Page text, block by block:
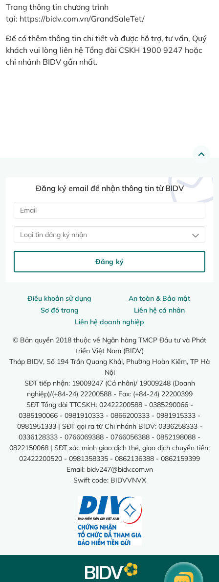
Trang thông tin chương trình
tại: https://bidv.com.vn/GrandSaleTet/
Để có thêm thông tin chi tiết và được hỗ trợ, tư vấn, Quý
khách vui lòng liên hệ Tổng đài CSKH 1900 9247 hoặc
chi nhánh BIDV gần nhất.
Điều khoản sử dụng
An toàn & Bảo mật
Sơ đồ trang
Liên hệ cá nhân
Liên hệ doanh nghiệp
© Bản quyền 2018 thuộc về Ngân hàng TMCP Đầu tư và Phát
triển Việt Nam (BIDV)
Tháp BIDV, Số 194 Trần Quang Khải, Phường Hoàn Kiếm, TP Hà
Nội
SĐT tiếp nhận: 19009247 (Cá nhân)/ 19009248 (Doanh
nghiệp)/(+84-24) 22200588 - Fax: (+84-24) 22200399
SĐT Tổng đài TTCSKH: 02422200588 - 0385290066 -
0385190066 - 0981910333 - 0866200333 - 0981915333 -
0981951333 | SĐT gọi ra từ Chi nhánh BIDV: 0336258333 -
0336128333 - 0766069388 - 0766056388 - 0852198088 -
0822150068 | SĐT xác minh giao dịch thẻ, giao dịch chuyển tiền:
02422200520 - 0981358335 - 0862136388 - 0862159399
Email: bidv247@bidv.com.vn
Swift code: BIDVVNVX
Đăng ký email để nhận thông tin từ BIDV
Loại tin đăng ký nhận
Đăng ký